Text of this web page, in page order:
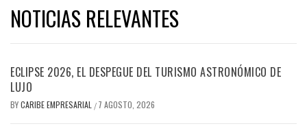
NOTICIAS RELEVANTES
ECLIPSE 2026, EL DESPEGUE DEL TURISMO ASTRONÓMICO DE
LUJO
BYCARIBE EMPRESARIAL / 7 AGOSTO, 2026